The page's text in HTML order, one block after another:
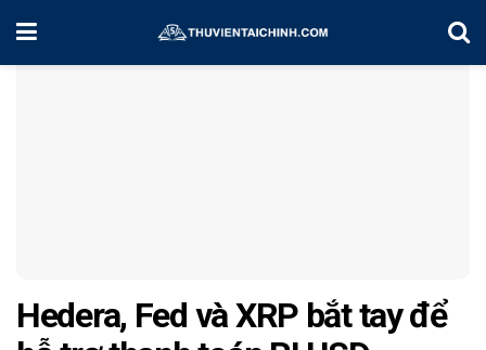
Home
Hedera, Fed và XRP bắt tay để